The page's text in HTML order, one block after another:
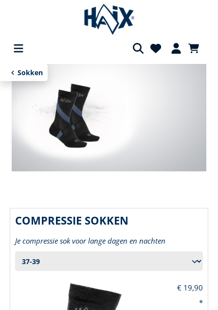
Sokken
COMPRESSIE SOKKEN
Je compressie sok voor lange dagen en nachten
€ 19,90
*